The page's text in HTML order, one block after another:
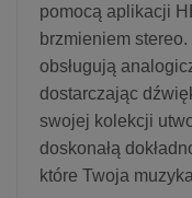
pomocą aplikacji
brzmieniem
obsługują
dostarczając
swojej kolekcji
doskonałą
które Twoja